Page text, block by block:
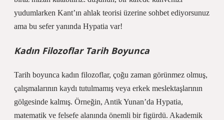
yudumlarken Kant’ın ahlak teorisi üzerine sohbet ediyorsunuz
ama bu sefer yanında Hypatia var!
Kadın Filozoflar Tarih Boyunca
Tarih boyunca kadın filozoflar, çoğu zaman görünmez olmuş,
çalışmalarının kaydı tutulmamış veya erkek meslektaşlarının
gölgesinde kalmış. Örneğin, Antik Yunan’da Hypatia,
matematik ve felsefe alanında önemli bir figürdü. Akademik